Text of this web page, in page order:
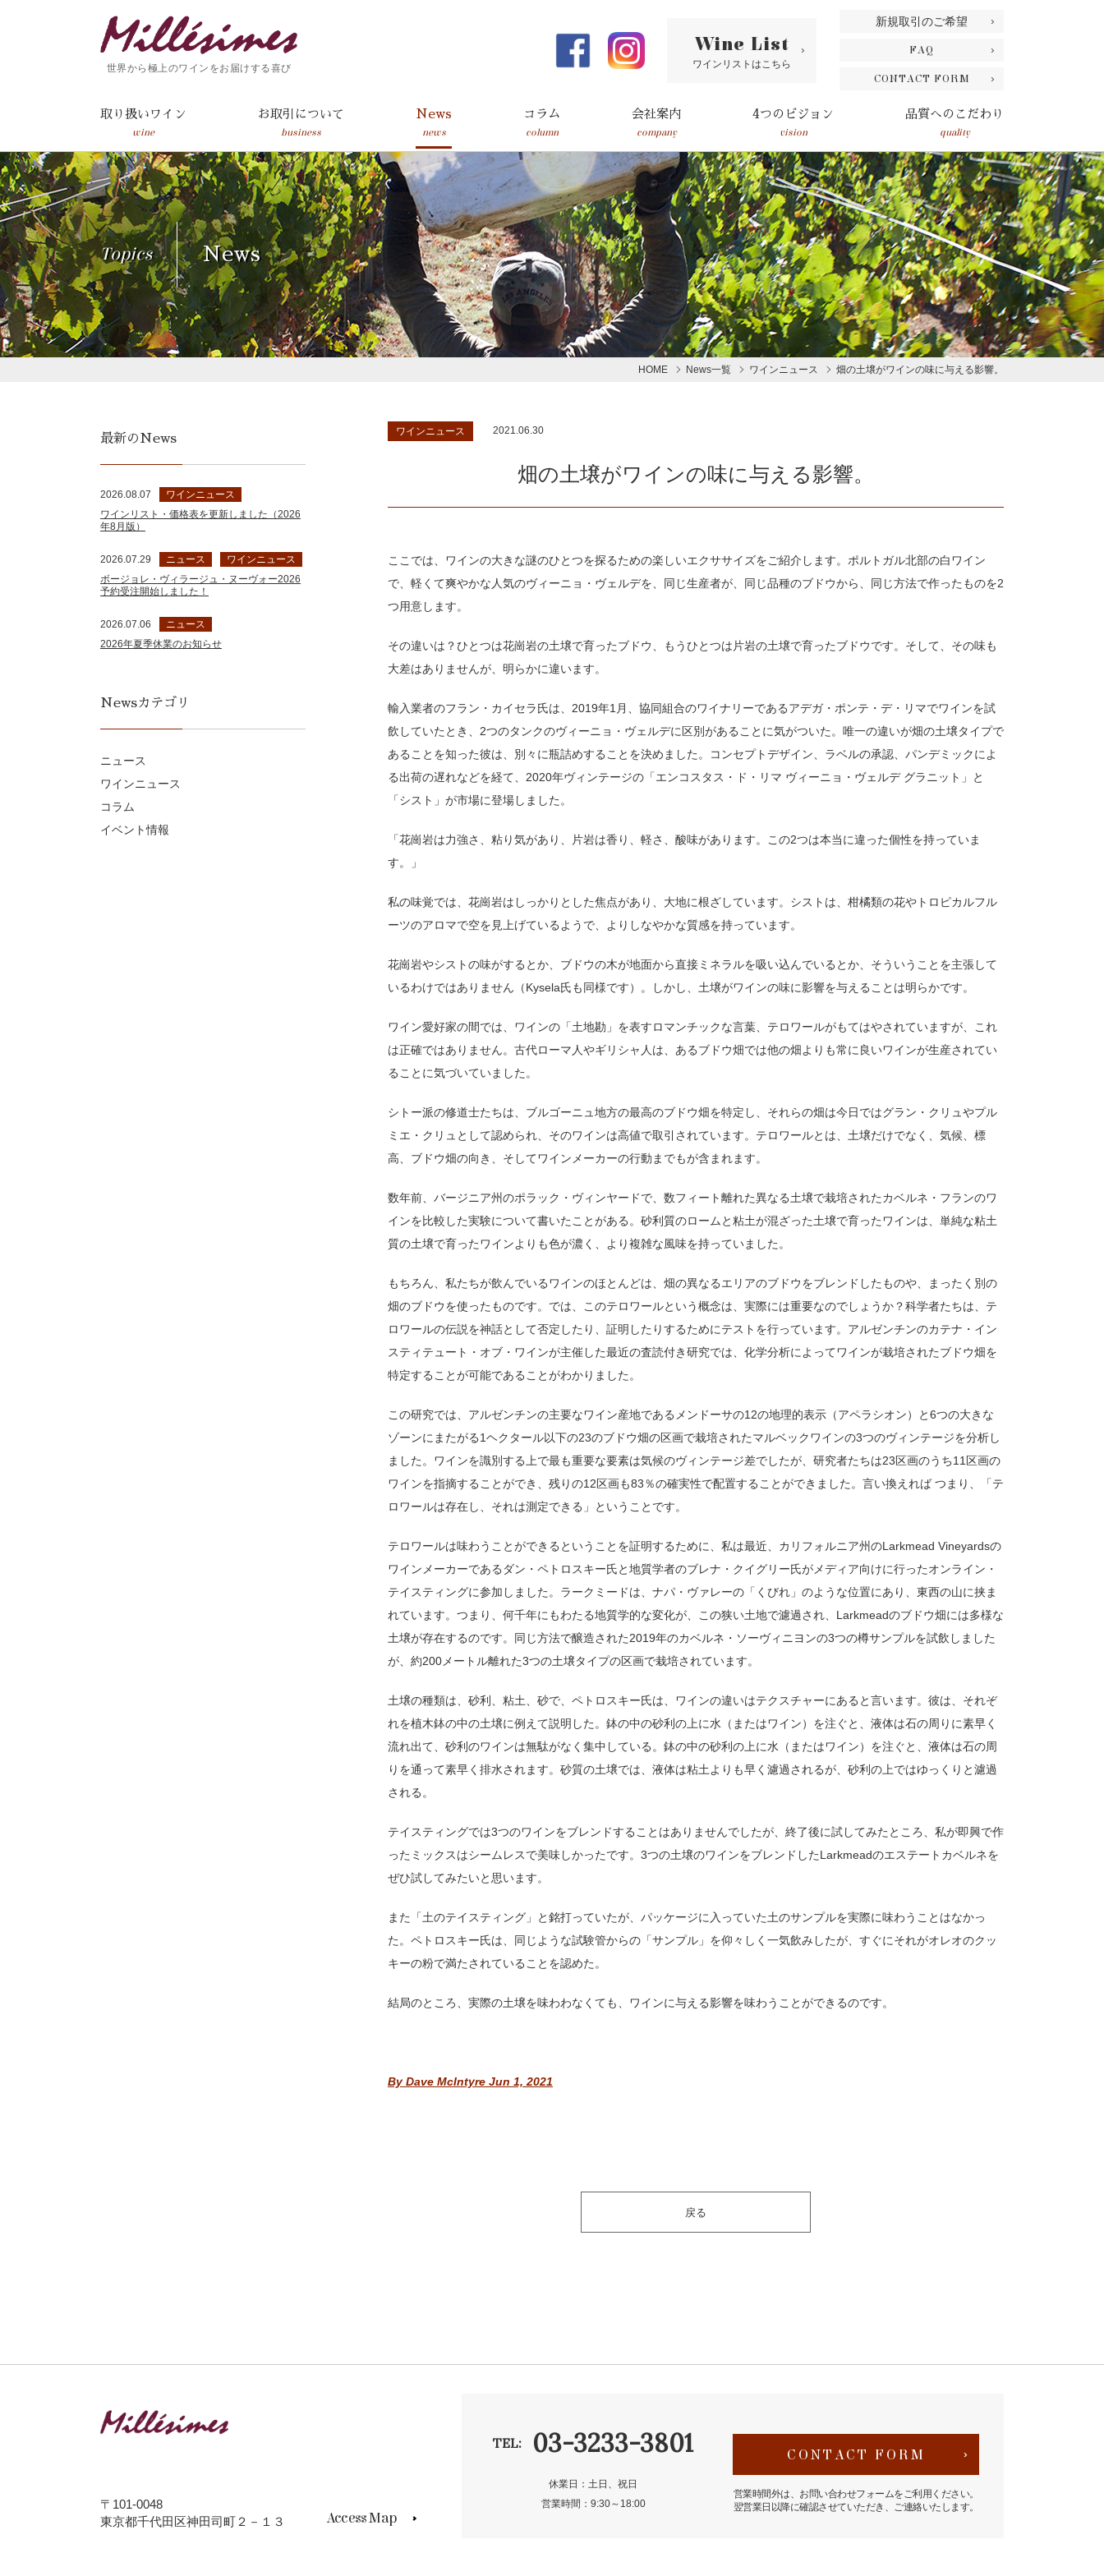
世界から極上のワインをお届けする喜び
Wine List
ワインリストはこちら
新規取引のご希望
FAQ
CONTACT FORM
取り扱いワイン
wine
お取引について
business
News
news
コラム
column
会社案内
company
4つのビジョン
vision
品質へのこだわり
quality
Topics News
HOME News一覧 ワインニュース 畑の土壌がワインの味に与える影響。
ワインニュース 2021.06.30
畑の土壌がワインの味に与える影響。
ここでは、ワインの大きな謎のひとつを探るための楽しいエクササイズをご紹介します。ポルトガル北部の白ワイン
で、軽くて爽やかな人気のヴィーニョ・ヴェルデを、同じ生産者が、同じ品種のブドウから、同じ方法で作ったものを2
つ用意します。
その違いは？ひとつは花崗岩の土壌で育ったブドウ、もうひとつは片岩の土壌で育ったブドウです。そして、その味も
大差はありませんが、明らかに違います。
輸入業者のフラン・カイセラ氏は、2019年1月、協同組合のワイナリーであるアデガ・ポンテ・デ・リマでワインを試
飲していたとき、2つのタンクのヴィーニョ・ヴェルデに区別があることに気がついた。唯一の違いが畑の土壌タイプで
あることを知った彼は、別々に瓶詰めすることを決めました。コンセプトデザイン、ラベルの承認、パンデミックによ
る出荷の遅れなどを経て、2020年ヴィンテージの「エンコスタス・ド・リマ ヴィーニョ・ヴェルデ グラニット」と
「シスト」が市場に登場しました。
「花崗岩は力強さ、粘り気があり、片岩は香り、軽さ、酸味があります。この2つは本当に違った個性を持っていま
す。」
私の味覚では、花崗岩はしっかりとした焦点があり、大地に根ざしています。シストは、柑橘類の花やトロピカルフル
ーツのアロマで空を見上げているようで、よりしなやかな質感を持っています。
花崗岩やシストの味がするとか、ブドウの木が地面から直接ミネラルを吸い込んでいるとか、そういうことを主張して
いるわけではありません（Kysela氏も同様です）。しかし、土壌がワインの味に影響を与えることは明らかです。
ワイン愛好家の間では、ワインの「土地勘」を表すロマンチックな言葉、テロワールがもてはやされていますが、これ
は正確ではありません。古代ローマ人やギリシャ人は、あるブドウ畑では他の畑よりも常に良いワインが生産されてい
ることに気づいていました。
シトー派の修道士たちは、ブルゴーニュ地方の最高のブドウ畑を特定し、それらの畑は今日ではグラン・クリュやプル
ミエ・クリュとして認められ、そのワインは高値で取引されています。テロワールとは、土壌だけでなく、気候、標
高、ブドウ畑の向き、そしてワインメーカーの行動までもが含まれます。
数年前、バージニア州のポラック・ヴィンヤードで、数フィート離れた異なる土壌で栽培されたカベルネ・フランのワ
インを比較した実験について書いたことがある。砂利質のロームと粘土が混ざった土壌で育ったワインは、単純な粘土
質の土壌で育ったワインよりも色が濃く、より複雑な風味を持っていました。
もちろん、私たちが飲んでいるワインのほとんどは、畑の異なるエリアのブドウをブレンドしたものや、まったく別の
畑のブドウを使ったものです。では、このテロワールという概念は、実際には重要なのでしょうか？科学者たちは、テ
ロワールの伝説を神話として否定したり、証明したりするためにテストを行っています。アルゼンチンのカテナ・イン
スティテュート・オブ・ワインが主催した最近の査読付き研究では、化学分析によってワインが栽培されたブドウ畑を
特定することが可能であることがわかりました。
この研究では、アルゼンチンの主要なワイン産地であるメンドーサの12の地理的表示（アペラシオン）と6つの大きな
ゾーンにまたがる1ヘクタール以下の23のブドウ畑の区画で栽培されたマルベックワインの3つのヴィンテージを分析し
ました。ワインを識別する上で最も重要な要素は気候のヴィンテージ差でしたが、研究者たちは23区画のうち11区画の
ワインを指摘することができ、残りの12区画も83％の確実性で配置することができました。言い換えれば つまり、「テ
ロワールは存在し、それは測定できる」ということです。
テロワールは味わうことができるということを証明するために、私は最近、カリフォルニア州のLarkmead Vineyardsの
ワインメーカーであるダン・ペトロスキー氏と地質学者のブレナ・クイグリー氏がメディア向けに行ったオンライン・
テイスティングに参加しました。ラークミードは、ナパ・ヴァレーの「くびれ」のような位置にあり、東西の山に挟ま
れています。つまり、何千年にもわたる地質学的な変化が、この狭い土地で濾過され、Larkmeadのブドウ畑には多様な
土壌が存在するのです。同じ方法で醸造された2019年のカベルネ・ソーヴィニヨンの3つの樽サンプルを試飲しました
が、約200メートル離れた3つの土壌タイプの区画で栽培されています。
土壌の種類は、砂利、粘土、砂で、ペトロスキー氏は、ワインの違いはテクスチャーにあると言います。彼は、それぞ
れを植木鉢の中の土壌に例えて説明した。鉢の中の砂利の上に水（またはワイン）を注ぐと、液体は石の周りに素早く
流れ出て、砂利のワインは無駄がなく集中している。鉢の中の砂利の上に水（またはワイン）を注ぐと、液体は石の周
りを通って素早く排水されます。砂質の土壌では、液体は粘土よりも早く濾過されるが、砂利の上ではゆっくりと濾過
される。
テイスティングでは3つのワインをブレンドすることはありませんでしたが、終了後に試してみたところ、私が即興で作
ったミックスはシームレスで美味しかったです。3つの土壌のワインをブレンドしたLarkmeadのエステートカベルネを
ぜひ試してみたいと思います。
また「土のテイスティング」と銘打っていたが、パッケージに入っていた土のサンプルを実際に味わうことはなかっ
た。ペトロスキー氏は、同じような試験管からの「サンプル」を仰々しく一気飲みしたが、すぐにそれがオレオのクッ
キーの粉で満たされていることを認めた。
結局のところ、実際の土壌を味わわなくても、ワインに与える影響を味わうことができるのです。
By Dave McIntyre Jun 1, 2021
戻る
最新のNews
2026.08.07
ワインニュース
ワインリスト・価格表を更新しました（2026
年8月版）
2026.07.29 ニュース
ワインニュース
ボージョレ・ヴィラージュ・ヌーヴォー2026
予約受注開始しました！
2026.07.06
ニュース
2026年夏季休業のお知らせ
Newsカテゴリ
ニュース
ワインニュース
コラム
イベント情報
TEL: 03-3233-3801
休業日：土日、祝日
営業時間：9:30～18:00
CONTACT FORM
営業時間外は、お問い合わせフォームをご利用ください。
翌営業日以降に確認させていただき、ご連絡いたします。
〒101-0048
東京都千代田区神田司町２－１３
Access Map